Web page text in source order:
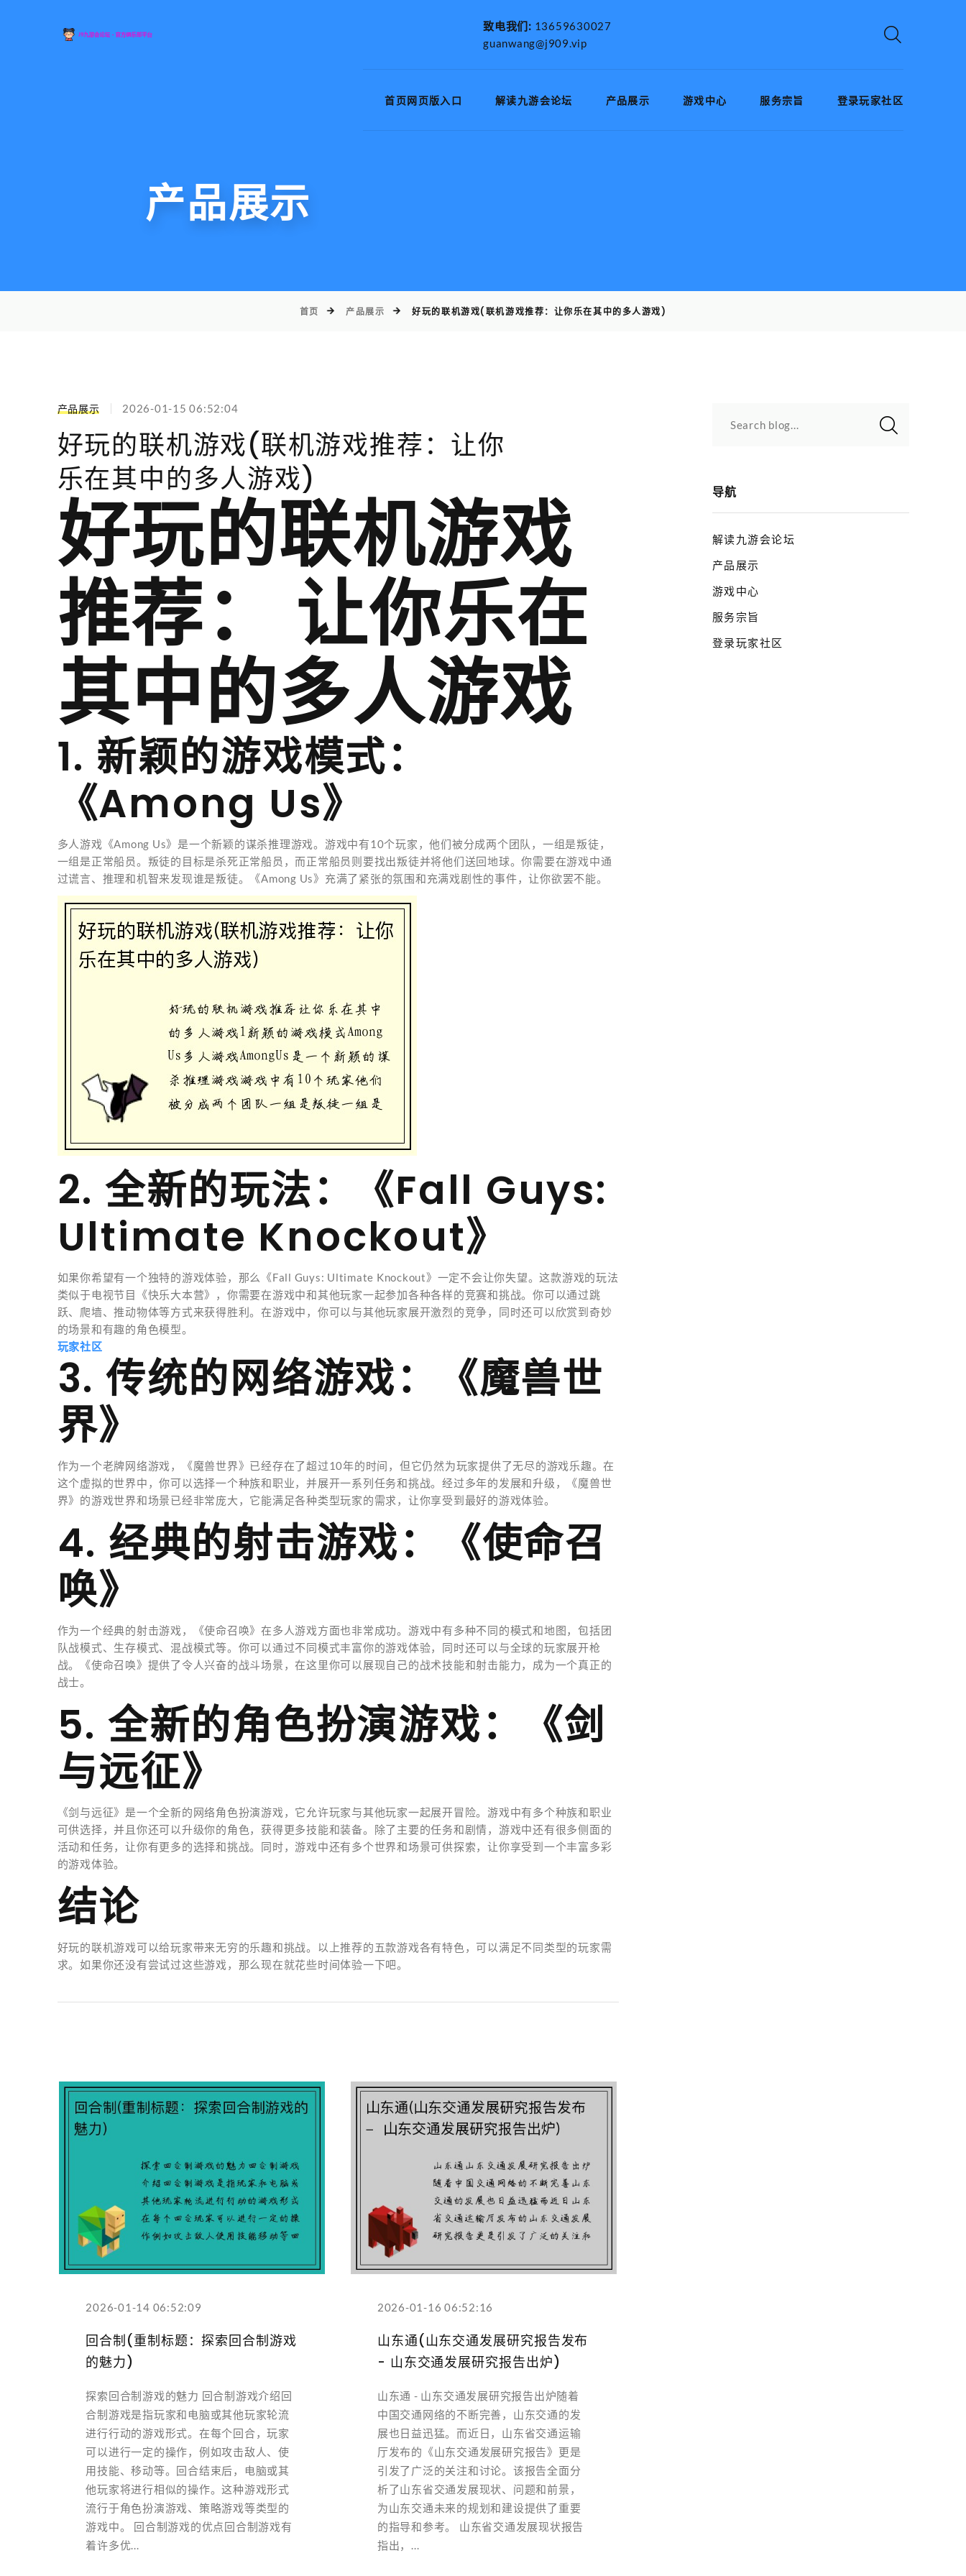
致电我们: 13659630027
guanwang@j909.vip
首页网页版入口 解读九游会论坛 产品展示 游戏中心 服务宗旨 登录玩家社区
产品展示
首页 产品展示 好玩的联机游戏(联机游戏推荐：让你乐在其中的多人游戏)
产品展示 2026-01-15 06:52:04
好玩的联机游戏(联机游戏推荐：让你
乐在其中的多人游戏)
好玩的联机游戏
推荐： 让你乐在
其中的多人游戏
1. 新颖的游戏模式：
《Among Us》
多人游戏《Among Us》是一个新颖的谋杀推理游戏。游戏中有10个玩家，他们被分成两个团队，一组是叛徒，
一组是正常船员。叛徒的目标是杀死正常船员，而正常船员则要找出叛徒并将他们送回地球。你需要在游戏中通
过谎言、推理和机智来发现谁是叛徒。《Among Us》充满了紧张的氛围和充满戏剧性的事件，让你欲罢不能。
2. 全新的玩法：《Fall Guys:
Ultimate Knockout》
如果你希望有一个独特的游戏体验，那么《Fall Guys: Ultimate Knockout》一定不会让你失望。这款游戏的玩法
类似于电视节目《快乐大本营》，你需要在游戏中和其他玩家一起参加各种各样的竞赛和挑战。你可以通过跳
跃、爬墙、推动物体等方式来获得胜利。在游戏中，你可以与其他玩家展开激烈的竞争，同时还可以欣赏到奇妙
的场景和有趣的角色模型。
玩家社区
3. 传统的网络游戏：《魔兽世
界》
作为一个老牌网络游戏，《魔兽世界》已经存在了超过10年的时间，但它仍然为玩家提供了无尽的游戏乐趣。在
这个虚拟的世界中，你可以选择一个种族和职业，并展开一系列任务和挑战。经过多年的发展和升级，《魔兽世
界》的游戏世界和场景已经非常庞大，它能满足各种类型玩家的需求，让你享受到最好的游戏体验。
4. 经典的射击游戏：《使命召
唤》
作为一个经典的射击游戏，《使命召唤》在多人游戏方面也非常成功。游戏中有多种不同的模式和地图，包括团
队战模式、生存模式、混战模式等。你可以通过不同模式丰富你的游戏体验，同时还可以与全球的玩家展开枪
战。《使命召唤》提供了令人兴奋的战斗场景，在这里你可以展现自己的战术技能和射击能力，成为一个真正的
战士。
5. 全新的角色扮演游戏：《剑
与远征》
《剑与远征》是一个全新的网络角色扮演游戏，它允许玩家与其他玩家一起展开冒险。游戏中有多个种族和职业
可供选择，并且你还可以升级你的角色，获得更多技能和装备。除了主要的任务和剧情，游戏中还有很多侧面的
活动和任务，让你有更多的选择和挑战。同时，游戏中还有多个世界和场景可供探索，让你享受到一个丰富多彩
的游戏体验。
结论
好玩的联机游戏可以给玩家带来无穷的乐趣和挑战。以上推荐的五款游戏各有特色，可以满足不同类型的玩家需
求。如果你还没有尝试过这些游戏，那么现在就花些时间体验一下吧。
2026-01-14 06:52:09
回合制(重制标题：探索回合制游戏
的魅力)
探索回合制游戏的魅力 回合制游戏介绍回
合制游戏是指玩家和电脑或其他玩家轮流
进行行动的游戏形式。在每个回合，玩家
可以进行一定的操作，例如攻击敌人、使
用技能、移动等。回合结束后，电脑或其
他玩家将进行相似的操作。这种游戏形式
流行于角色扮演游戏、策略游戏等类型的
游戏中。 回合制游戏的优点回合制游戏有
着许多优...
2026-01-16 06:52:16
山东通(山东交通发展研究报告发布
- 山东交通发展研究报告出炉)
山东通 - 山东交通发展研究报告出炉随着
中国交通网络的不断完善，山东交通的发
展也日益迅猛。而近日，山东省交通运输
厅发布的《山东交通发展研究报告》更是
引发了广泛的关注和讨论。该报告全面分
析了山东省交通发展现状、问题和前景，
为山东交通未来的规划和建设提供了重要
的指导和参考。 山东省交通发展现状报告
指出，...
Search blog...
导航
解读九游会论坛
产品展示
游戏中心
服务宗旨
登录玩家社区